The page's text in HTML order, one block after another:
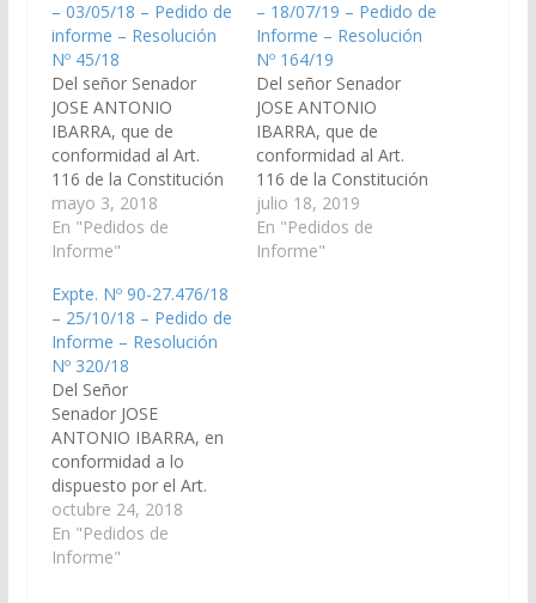
– 03/05/18 – Pedido de
informe – Resolución
Nº 45/18
Del señor Senador
JOSE ANTONIO
IBARRA, que de
conformidad al Art.
116 de la Constitución
de la provincia de Salta
y el Art. 149 del
Reglamento Interno de
requiera al Jefe de
Gabinete de Ministros
y por su intermedio al
Ministro de Seguridad
y/o a quien
corresponda,…
mayo 3, 2018
En "Pedidos de
Informe"
– 18/07/19 – Pedido de
Informe – Resolución
Nº 164/19
Del señor Senador
JOSE ANTONIO
IBARRA, que de
conformidad al Art.
116 de la Constitución
Provincial y el Art. 149
del Reglamento de
este Cuerpo, se
julio 18, 2019
En "Pedidos de
Informe"
Expte. Nº 90-27.476/18
– 25/10/18 – Pedido de
Informe – Resolución
Nº 320/18
Del Señor
Senador JOSE
ANTONIO IBARRA, en
conformidad a lo
dispuesto por el Art.
116 de la Constitución
Provincial y el Art. 149
del Reglamento de
octubre 24, 2018
En "Pedidos de
Informe"